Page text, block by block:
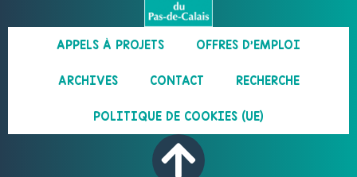
APPELS À PROJETS OFFRES D’EMPLOI
ARCHIVES CONTACT RECHERCHE
POLITIQUE DE COOKIES (UE)